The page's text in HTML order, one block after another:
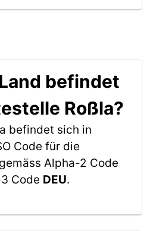
befindet
Roßla?
befindet sich in
Code für die
Alpha-2 Code
Code DEU.